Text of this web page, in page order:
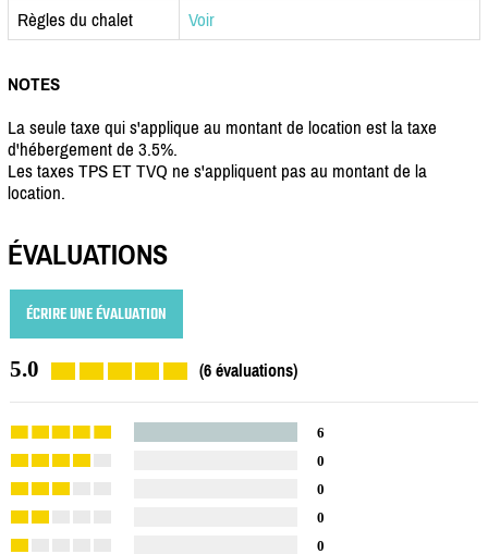
Règles du chalet
Voir
NOTES
La seule taxe qui s'applique au montant de location est la taxe
d'hébergement de 3.5%.
Les taxes TPS ET TVQ ne s'appliquent pas au montant de la
location.
ÉVALUATIONS
ÉCRIRE UNE ÉVALUATION
5.0 (6 évaluations)
6
0
0
0
0